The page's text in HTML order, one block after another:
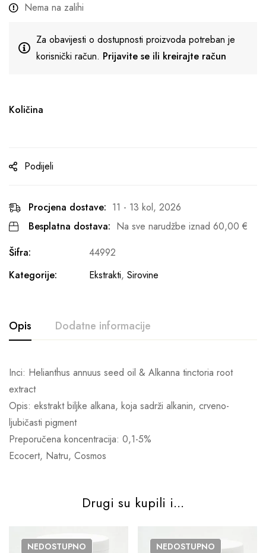
Nema na zalihi
Za obavijesti o dostupnosti proizvoda potreban je
korisnički račun. Prijavite se ili kreirajte račun
Količina
Podijeli
Procjena dostave: 11 - 13 kol, 2026
Besplatna dostava: Na sve narudžbe iznad 60,00 €
Šifra:
44992
Kategorije:
Ekstrakti, Sirovine
Opis Dodatne informacije
Inci: Helianthus annuus seed oil & Alkanna tinctoria root
extract
Opis: ekstrakt biljke alkana, koja sadrži alkanin, crveno-
ljubičasti pigment
Preporučena koncentracija: 0,1-5%
Ecocert, Natru, Cosmos
Drugi su kupili i...
NEDOSTUPNO NEDOSTUPNO